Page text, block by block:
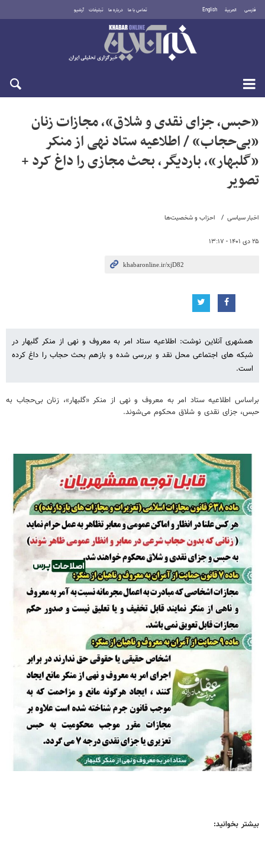
فارسی العربية English تماس با ما درباره ما تبلیغات آرشیو
شنبه ۱۷ مرداد ۱۴۰۵
اخبار سیاسی احزاب و شخصیت‌ها
۲۵ دی ۱۴۰۱ - ۱۳:۱۷
«حبس، جزای نقدی و شلاق»، مجازات زنان
«بی‌حجاب» / اطلاعیه ستاد نهی از منکر
«گلبهار»، باردیگر، بحث مجازی را داغ کرد +
تصویر
همشهری آنلاین نوشت: اطلاعیه ستاد امر به معروف و نهی از منکر گلبهار در
شبکه های اجتماعی محل نقد و بررسی شده و بازهم بحث حجاب را داغ کرده
است.
براساس اطلاعیه ستاد امر به معروف و نهی از منکر «گلبهار»، زنان بی‌حجاب به
حبس، جزای نقدی و شلاق محکوم می‌شوند.
بیشتر بخوانید: